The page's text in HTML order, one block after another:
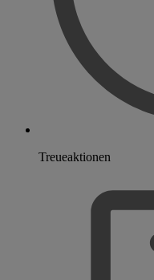
Treueaktionen